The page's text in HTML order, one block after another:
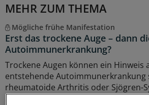
MEHR ZUM THEMA
Mögliche frühe Manifestation
Erst das trockene Auge – dann
Autoimmunerkrankung?
Trockene Augen können ein Hinweis
entstehende Autoimmunerkrankung
rheumatoide Arthritis oder Sjögren-
Studie aus Taiwan gingen die